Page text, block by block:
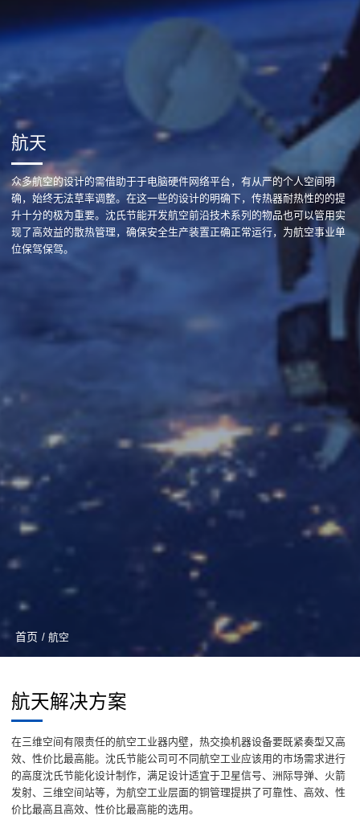
航天
众多航空的设计的需借助于于电脑硬件网络平台，有从严的个人空间明
确，始终无法草率调整。在这一些的设计的明确下，传热器耐热性的的提
升十分的极为重要。沈氏节能开发航空前沿技术系列的物品也可以管用实
现了高效益的散热管理，确保安全生产装置正确正常运行，为航空事业单
位保驾保驾。
首页 / 航空
航天解决方案
在三维空间有限责任的航空工业器内壁，热交換机器设备要既紧奏型又高
效、性价比最高能。沈氏节能公司可不同航空工业应该用的市场需求进行
的高度沈氏节能化设计制作，满足设计适宜于卫星信号、洲际导弹、火箭
发射、三维空间站等，为航空工业层面的铜管理提拱了可靠性、高效、性
价比最高且高效、性价比最高能的选用。